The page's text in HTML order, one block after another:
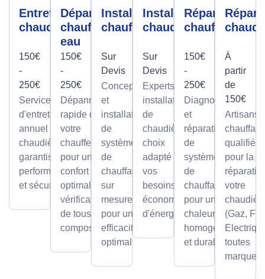
Entretien
chaudière
150€
-
250€
Service
d'entretien
annuel pour
chaudières,
garantissant
performance
et sécurité.
Dépannage
chauffe-
eau
150€
-
250€
Dépannage
rapide de
votre
chauffe-eau
pour un
confort
optimal avec
vérification
de tous les
composants.
Installation
chauffage
Sur
Devis
Conception
et
installation
de
systèmes
de
chauffage
sur
mesure,
pour une
efficacité
optimale.
Installation
chaudière
Sur
Devis
Experts en
installation
de
chaudières,
choix
adapté à
vos
besoins et
économies
d'énergie.
Réparation
chauffage
150€
-
250€
Diagnostic
et
réparation
de
systèmes
de
chauffage
pour une
chaleur
homogène
et durable.
À
partir
de
150€
Artisans
qualifiés
pour la
votre
(Gaz,
toutes
marques.